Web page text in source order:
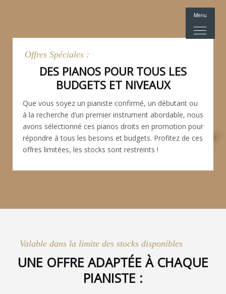
Offres Spéciales :
DES PIANOS POUR TOUS LES
BUDGETS ET NIVEAUX
Que vous soyez un pianiste confirmé, un débutant ou
à la recherche d’un premier instrument abordable, nous
avons sélectionné ces pianos droits en promotion pour
répondre à tous les besoins et budgets. Profitez de ces
offres limitées, les stocks sont restreints !
Valable dans la limite des stocks disponibles
UNE OFFRE ADAPTÉE À CHAQUE
PIANISTE :
Menu